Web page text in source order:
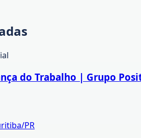
do Trabalho | Grupo
PR